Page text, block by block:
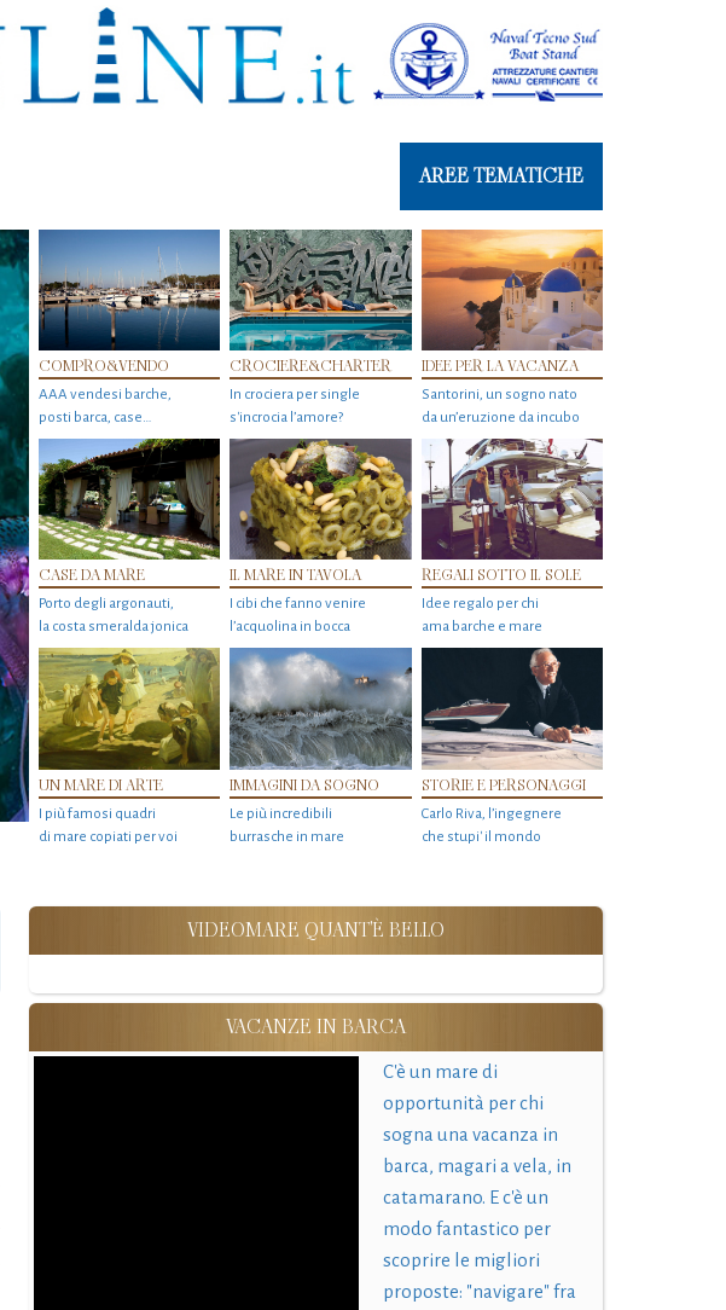
AREE TEMATICHE
COMPRO&VENDO
AAA vendesi barche,
posti barca, case…
CROCIERE&CHARTER
In crociera per single
s'incrocia l’amore?
IDEE PER LA VACANZA
Santorini, un sogno nato
da un’eruzione da incubo
CASE DA MARE
Porto degli argonauti,
la costa smeralda jonica
IL MARE IN TAVOLA
I cibi che fanno venire
l’acquolina in bocca
REGALI SOTTO IL SOLE
Idee regalo per chi
ama barche e mare
UN MARE DI ARTE
I più famosi quadri
di mare copiati per voi
IMMAGINI DA SOGNO
Le più incredibili
burrasche in mare
STORIE E PERSONAGGI
Carlo Riva, l’ingegnere
che stupi' il mondo
VIDEOMARE QUANT'È BELLO
VACANZE IN BARCA
C'è un mare di
opportunità per chi
sogna una vacanza in
barca, magari a vela, in
catamarano. E c'è un
modo fantastico per
scoprire le migliori
proposte: "navigare" fra